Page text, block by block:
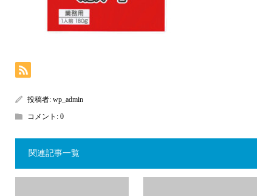
投稿者: wp_admin
コメント: 0
関連記事一覧